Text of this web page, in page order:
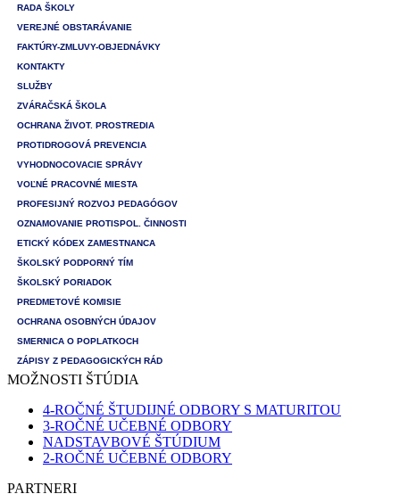
RADA ŠKOLY
VEREJNÉ OBSTARÁVANIE
FAKTÚRY-ZMLUVY-OBJEDNÁVKY
KONTAKTY
SLUŽBY
ZVÁRAČSKÁ ŠKOLA
OCHRANA ŽIVOT. PROSTREDIA
PROTIDROGOVÁ PREVENCIA
VYHODNOCOVACIE SPRÁVY
VOĽNÉ PRACOVNÉ MIESTA
PROFESIJNÝ ROZVOJ PEDAGÓGOV
OZNAMOVANIE PROTISPOL. ČINNOSTI
ETICKÝ KÓDEX ZAMESTNANCA
ŠKOLSKÝ PODPORNÝ TÍM
ŠKOLSKÝ PORIADOK
PREDMETOVÉ KOMISIE
OCHRANA OSOBNÝCH ÚDAJOV
SMERNICA O POPLATKOCH
ZÁPISY Z PEDAGOGICKÝCH RÁD
MOŽNOSTI ŠTÚDIA
4-ROČNÉ ŠTUDIJNÉ ODBORY S MATURITOU
3-ROČNÉ UČEBNÉ ODBORY
NADSTAVBOVÉ ŠTÚDIUM
2-ROČNÉ UČEBNÉ ODBORY
PARTNERI